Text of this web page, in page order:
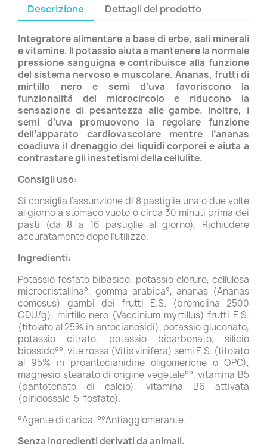
Descrizione Dettagli del prodotto
Integratore alimentare a base di erbe, sali minerali
e vitamine. Il potassio aiuta a mantenere la normale
pressione sanguigna e contribuisce alla funzione
del sistema nervoso e muscolare. Ananas, frutti di
mirtillo nero e semi d’uva favoriscono la
funzionalità del microcircolo e riducono la
sensazione di pesantezza alle gambe. Inoltre, i
semi d’uva promuovono la regolare funzione
dell’apparato cardiovascolare mentre l’ananas
coadiuva il drenaggio dei liquidi corporei e aiuta a
contrastare gli inestetismi della cellulite.
Consigli uso:
Si consiglia l’assunzione di 8 pastiglie una o due volte
al giorno a stomaco vuoto o circa 30 minuti prima dei
pasti (da 8 a 16 pastiglie al giorno). Richiudere
accuratamente dopo l’utilizzo.
Ingredienti:
Potassio fosfato bibasico, potassio cloruro, cellulosa
microcristallina°, gomma arabica°, ananas (Ananas
comosus) gambi dei frutti E.S. (bromelina 2500
GDU/g), mirtillo nero (Vaccinium myrtillus) frutti E.S.
(titolato al 25% in antocianosidi), potassio gluconato,
potassio citrato, potassio bicarbonato, silicio
biossido°°, vite rossa (Vitis vinifera) semi E.S. (titolato
al 95% in proantocianidine oligomeriche o OPC),
magnesio stearato di origine vegetale°°, vitamina B5
(pantotenato di calcio), vitamina B6 attivata
(piridossale-5-fosfato).
°Agente di carica. °°Antiagglomerante.
Senza ingredienti derivati da animali.